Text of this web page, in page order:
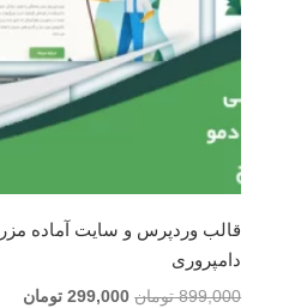
قالب وردپرس و سایت آماده
دامپروری
899,000 تومان قیمت
299,000 تومان